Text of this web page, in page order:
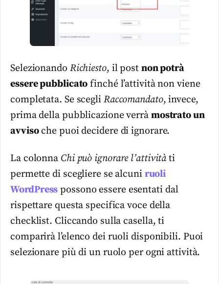
Selezionando Richiesto, il post non potrà
essere pubblicato finché l’attività non viene
completata. Se scegli Raccomandato, invece,
prima della pubblicazione verrà mostrato un
avvisoche puoi decidere di ignorare.
La colonna Chi può ignorare l’attivitàti
permette di scegliere se alcuni ruoli
WordPress possono essere esentati dal
rispettare questa specifica voce della
checklist. Cliccando sulla casella, ti
comparirà l’elenco dei ruoli disponibili. Puoi
selezionare più di un ruolo per ogni attività.